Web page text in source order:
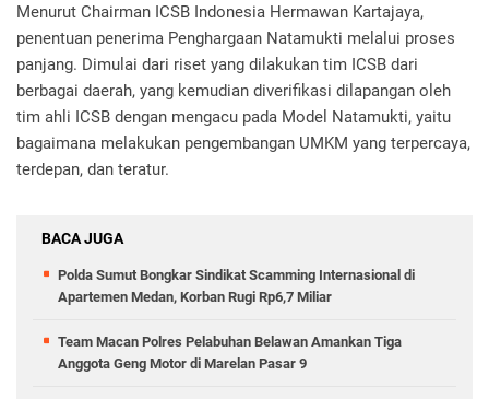
Menurut Chairman ICSB Indonesia Hermawan Kartajaya,
penentuan penerima Penghargaan Natamukti melalui proses
panjang. Dimulai dari riset yang dilakukan tim ICSB dari
berbagai daerah, yang kemudian diverifikasi dilapangan oleh
tim ahli ICSB dengan mengacu pada Model Natamukti, yaitu
bagaimana melakukan pengembangan UMKM yang terpercaya,
terdepan, dan teratur.
BACA JUGA
Polda Sumut Bongkar Sindikat Scamming Internasional di
Apartemen Medan, Korban Rugi Rp6,7 Miliar
Team Macan Polres Pelabuhan Belawan Amankan Tiga
Anggota Geng Motor di Marelan Pasar 9